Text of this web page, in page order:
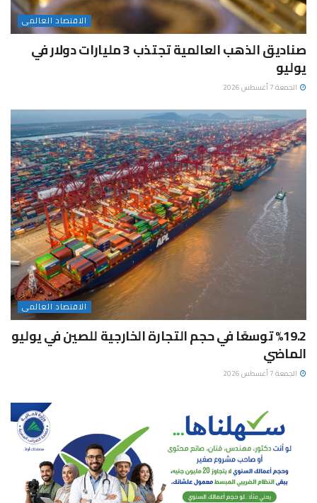
الاقتصاد العالمى
صناديق الذهب العالمية تجتذب 3 مليارات دولار في
يوليو
الجمعة 7 أغسطس 2026
الاقتصاد العالمى
%19.2 توسعًا في حجم التجارة الخارجية للصين في يوليو
الماضي
الجمعة 7 أغسطس 2026